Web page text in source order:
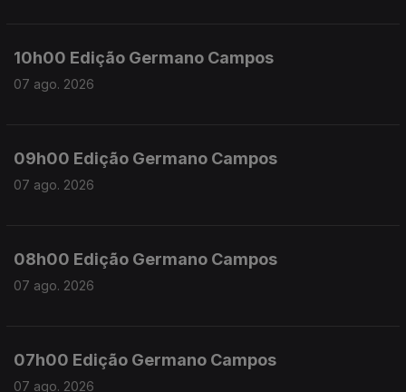
10h00 Edição Germano Campos
07 ago. 2026
09h00 Edição Germano Campos
07 ago. 2026
08h00 Edição Germano Campos
07 ago. 2026
07h00 Edição Germano Campos
07 ago. 2026